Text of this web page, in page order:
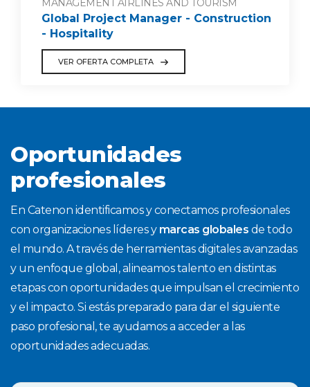
Global Project Manager - Construction
- Hospitality
VER OFERTA COMPLETA
Oportunidades
profesionales
En Catenon identificamos y conectamos profesionales
con organizaciones líderes y marcas globales de todo
el mundo. A través de herramientas digitales avanzadas
y un enfoque global, alineamos talento en distintas
etapas con oportunidades que impulsan el crecimiento
y el impacto. Si estás preparado para dar el siguiente
paso profesional, te ayudamos a acceder a las
oportunidades adecuadas.